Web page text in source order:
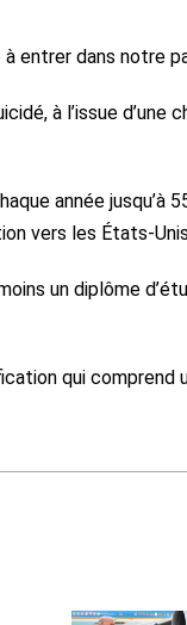
entrer dans notre
à l’issue d’une
année jusqu’à
vers les États-
un diplôme
qui comprend